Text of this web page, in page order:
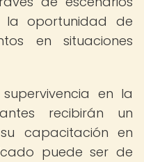
la oportunidad de
en situaciones
en la
recibirán un
capacitación en
puede ser de